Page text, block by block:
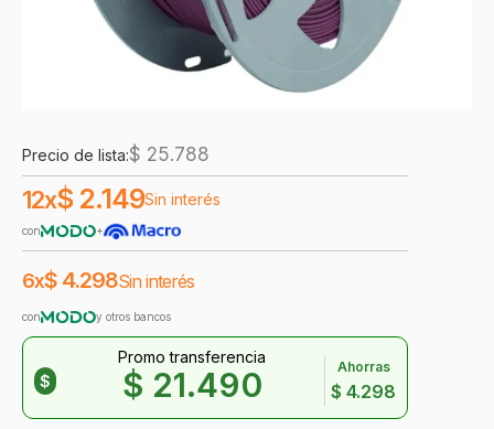
Precio de lista:$ 25.788
12x$2.149Sin interés
con +
6x$ 4.298Sin interés
con y otros bancos
$
Promo transferencia
$ 21.490 Ahorras
$ 4.298